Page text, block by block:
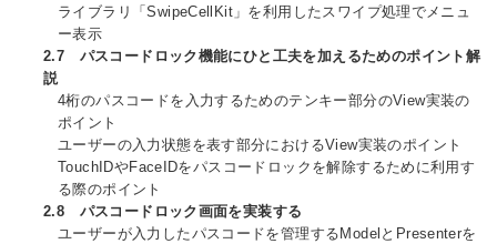
ライブラリ「SwipeCellKit」を利用したスワイプ処理でメニュ
ー表示
2.7 パスコードロック機能にひと工夫を加えるためのポイント解
説
4桁のパスコードを入力するためのテンキー部分のView実装の
ポイント
ユーザーの入力状態を表す部分におけるView実装のポイント
TouchIDやFaceIDをパスコードロックを解除するために利用す
る際のポイント
2.8 パスコードロック画面を実装する
ユーザーが入力したパスコードを管理するModelとPresenterを